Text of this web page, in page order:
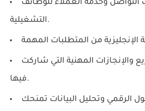
التواصل وخدمة العملاء للوظائف
التشغيلية.
والإنجازات المهنية التي شاركت
فيها.
الرقمي وتحليل البيانات تمنحك